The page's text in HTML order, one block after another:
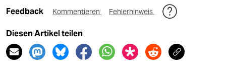
Feedback Kommentieren Fehlerhinweis
Diesen Artikel teilen